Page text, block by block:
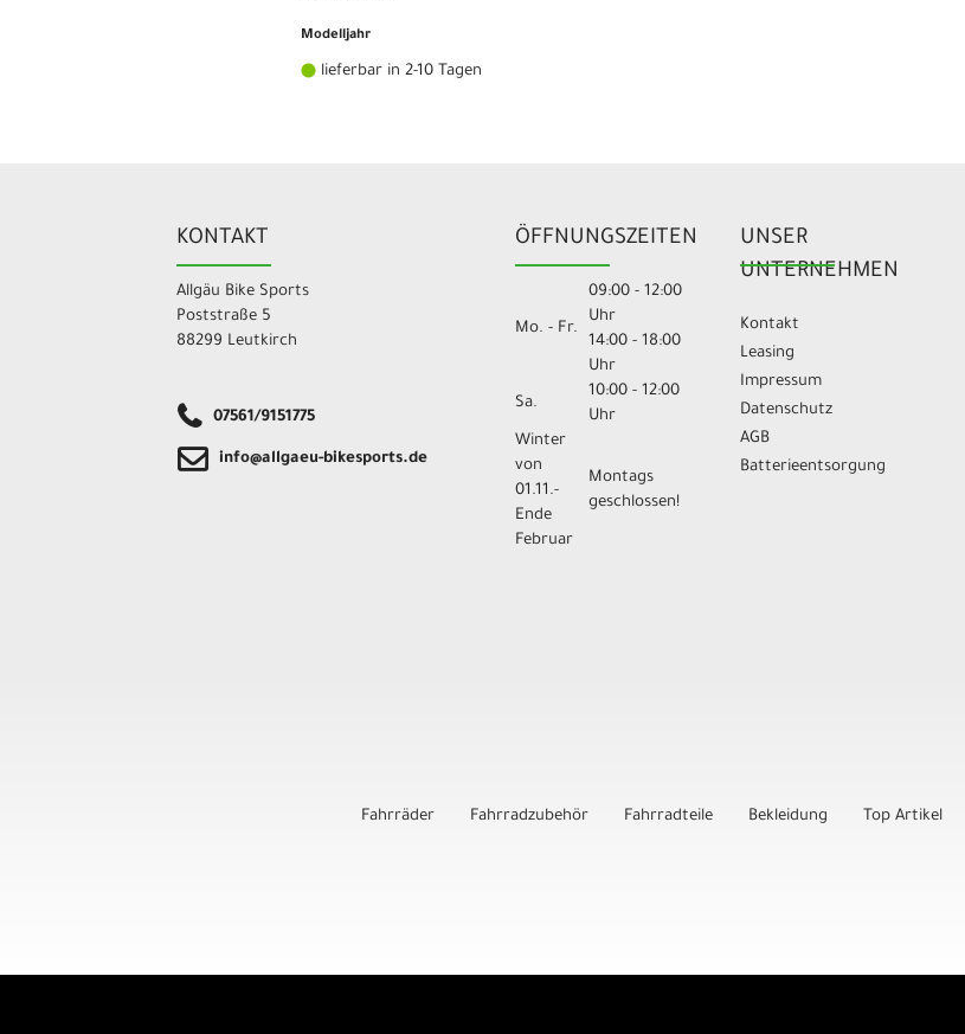
Modelljahr
lieferbar in 2-10 Tagen
KONTAKT
Allgäu Bike Sports
Poststraße 5
88299 Leutkirch
07561/9151775
info@allgaeu-bikesports.de
ÖFFNUNGSZEITEN
Mo. - Fr.
09:00 - 12:00
Uhr
14:00 - 18:00
Uhr
Sa.
10:00 - 12:00
Uhr
Winter
von
01.11.-
Ende
Februar
Montags
geschlossen!
UNSER
UNTERNEHMEN
Kontakt
Leasing
Impressum
Datenschutz
AGB
Batterieentsorgung
Fahrräder Fahrradzubehör Fahrradteile Bekleidung Top Artikel